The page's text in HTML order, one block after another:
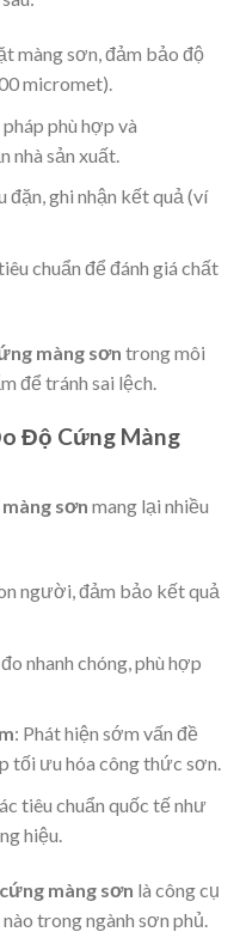
màng sơn, đảm bảo độ
micromet).
phù hợp và
nhà sản xuất.
đặn, ghi nhận kết quả (ví
chuẩn để đánh giá chất
màng sơn trong môi
để tránh sai lệch.
Độ Cứng Màng
sơn mang lại nhiều
người, đảm bảo kết quả
nhanh chóng, phù hợp
: Phát hiện sớm vấn đề
tối ưu hóa công thức sơn.
tiêu chuẩn quốc tế như
hiệu.
màng sơn là công cụ
trong ngành sơn phủ.